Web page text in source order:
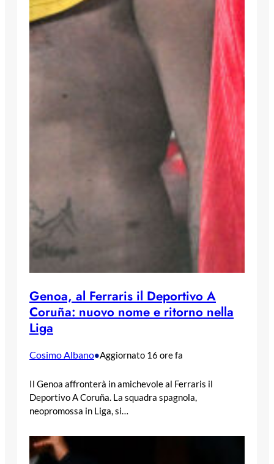
Genoa, al Ferraris il Deportivo A
Coruña: nuovo nome e ritorno nella
Liga
Cosimo Albano•Aggiornato 16 ore fa
Il Genoa affronterà in amichevole al Ferraris il
Deportivo A Coruña. La squadra spagnola,
neopromossa in Liga, si…